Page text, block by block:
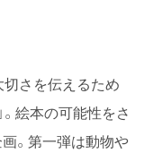
さを伝えるため
絵本の可能性をさ
。第一弾は動物や